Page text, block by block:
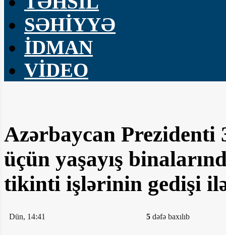
SƏHİYYƏ
İDMAN
VİDEO
Azərbaycan Prezidenti
üçün yaşayış
tikinti işlərinin gedişi
Dün, 14:41 5 dəfə baxılıb